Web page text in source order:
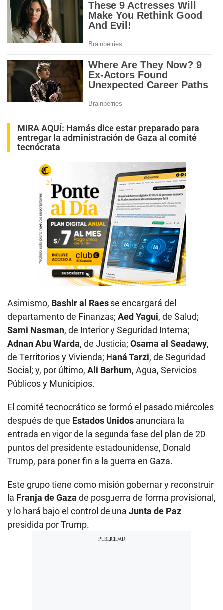
MIRA AQUÍ: Hamás dice estar preparado para
entregar la administración de Gaza al comité
tecnócrata
Asimismo, Bashir al Raes se encargará del
departamento de Finanzas; Aed Yagui, de Salud;
Sami Nasman, de Interior y Seguridad Interna;
Adnan Abu Warda, de Justicia; Osama al Seadawy,
de Territorios y Vivienda; Haná Tarzi, de Seguridad
Social; y, por último, Ali Barhum, Agua, Servicios
Públicos y Municipios.
El comité tecnocrático se formó el pasado miércoles
después de que Estados Unidos anunciara la
entrada en vigor de la segunda fase del plan de 20
puntos del presidente estadounidense, Donald
Trump, para poner fin a la guerra en Gaza.
Este grupo tiene como misión gobernar y reconstruir
la Franja de Gaza de posguerra de forma provisional,
y lo hará bajo el control de una Junta de Paz
presidida por Trump.